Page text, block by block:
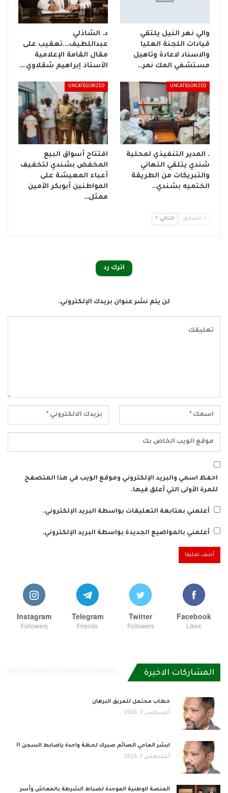
والي نهر النيل يلتقي
قيادات اللجنة العليا
والاسناد لاعادة وتاهيل
مستشفي المك نمر…
د. الشاذلي
عبداللطيف….تعقيب على
مقال القامة الإعلامية
الأستاذ إبراهيم شقلاوي.…
UNCATEGORIZED
. المدير التنفيذي لمحلية
شندي يتلقي التهاني
والتبريكات من الطريقة
الختميه بشندي…
UNCATEGORIZED
افتتاح أسواق البيع
المخفض بشندي لتخفيف
أعباء المعيشة على
المواطنين أبوبكر الأمين
ممثل…
السابق التالي
اترك رد
لن يتم نشر عنوان بريدك الإلكتروني.
احفظ اسمي والبريد الإلكتروني وموقع الويب في هذا المتصفح
للمرة الأولى التي أعلق فيها.
أعلمني بمتابعة التعليقات بواسطة البريد الإلكتروني.
أعلمني بالمواضيع الجديدة بواسطة البريد الإلكتروني.
Facebook
Likes
Twitter
Followers
Telegram
Friends
Instagram
Followers
المشاركات الاخيرة
خطاب محتمل للفريق البرهان
أغسطس 7, 2026
ابشر الماحي الصائم صبرك لحظة واحدة ياضابط السجن !!
أغسطس 7, 2026
المنصة الوطنية الموحدة لضباط الشرطة بالمعاش وأسر